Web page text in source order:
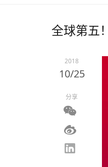
全球第五
2018
10/25
分享